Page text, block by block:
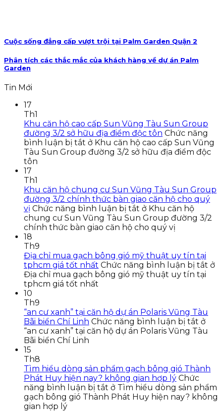
Cuộc sống đẳng cấp vượt trội tại Palm Garden Quận 2
Phân tích các thắc mắc của khách hàng về dự án Palm
Garden
Tin Mới
17
Th1
Khu căn hộ cao cấp Sun Vũng Tàu Sun Group
đường 3/2 sở hữu địa điểm độc tôn Chức năng
bình luận bị tắt ở Khu căn hộ cao cấp Sun Vũng
Tàu Sun Group đường 3/2 sở hữu địa điểm độc
tôn
17
Th1
Khu căn hộ chung cư Sun Vũng Tàu Sun Group
đường 3/2 chính thức bàn giao căn hộ cho quý
vị Chức năng bình luận bị tắt ở Khu căn hộ
chung cư Sun Vũng Tàu Sun Group đường 3/2
chính thức bàn giao căn hộ cho quý vị
18
Th9
Địa chỉ mua gạch bông gió mỹ thuật uy tín tại
tphcm giá tốt nhất Chức năng bình luận bị tắt ở
Địa chỉ mua gạch bông gió mỹ thuật uy tín tại
tphcm giá tốt nhất
10
Th9
“an cư xanh” tại căn hộ dự án Polaris Vũng Tàu
Bãi biển Chí Linh Chức năng bình luận bị tắt ở
“an cư xanh” tại căn hộ dự án Polaris Vũng Tàu
Bãi biển Chí Linh
15
Th8
Tìm hiểu dòng sản phẩm gạch bông gió Thành
Phát Huy hiện nay? không gian hợp lý Chức
năng bình luận bị tắt ở Tìm hiểu dòng sản phẩm
gạch bông gió Thành Phát Huy hiện nay? không
gian hợp lý